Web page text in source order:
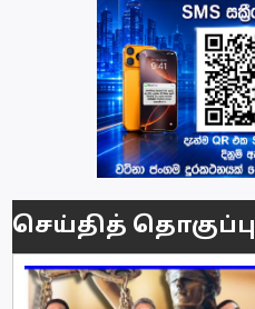
செய்தித் தொகுப்பு